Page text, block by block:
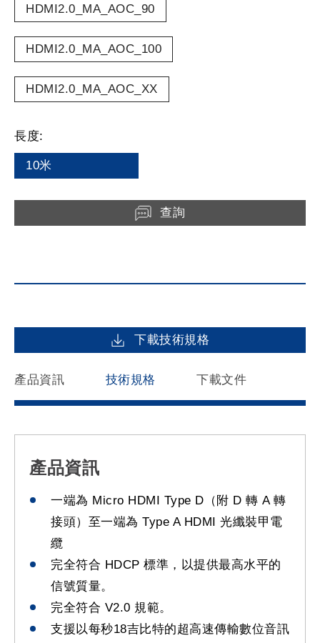
HDMI2.0_MA_AOC_90
HDMI2.0_MA_AOC_100
HDMI2.0_MA_AOC_XX
長度:
10米
查詢
下載技術規格
產品資訊 技術規格 下載文件
產品資訊
一端為 Micro HDMI Type D（附 D 轉 A 轉
接頭）至一端為 Type A HDMI 光纖裝甲電
纜
完全符合 HDCP 標準，以提供最高水平的
信號質量。
完全符合 V2.0 規範。
支援以每秒18吉比特的超高速傳輸數位音訊